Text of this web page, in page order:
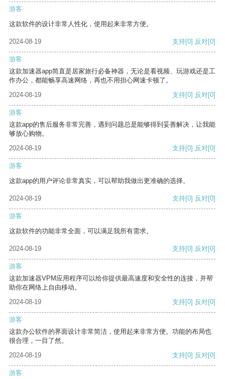
游客
这款软件的设计非常人性化，使用起来非常方便。
2024-08-19 支持[0] 反对[0]
游客
这款加速器app简直是居家旅行必备神器，无论是看视频、玩游戏还是工
作办公，都能畅享高速网络，再也不用担心网速卡顿了。
2024-08-19
支持[0] 反对[0]
游客
这款app的售后服务非常完善，遇到问题总是能够得到妥善解决，让我能
够放心购物。
2024-08-19
支持[0] 反对[0]
游客
这款app的用户评论非常真实，可以帮助我做出更准确的选择。
2024-08-19 支持[0] 反对[0]
游客
这款软件的功能非常全面，可以满足我所有需求。
2024-08-19 支持[0] 反对[0]
游客
这款加速器VPM应用程序可以给你提供最高速度和安全性的连接，并帮
助你在网络上自由移动。
2024-08-19
支持[0] 反对[0]
游客
这款办公软件的界面设计非常简洁，使用起来非常方便。功能的布局也
很合理，一目了然。
2024-08-19
支持[0] 反对[0]
游客